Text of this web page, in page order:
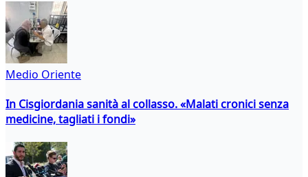
Medio Oriente
In Cisgiordania sanità al collasso. «Malati cronici senza
medicine, tagliati i fondi»